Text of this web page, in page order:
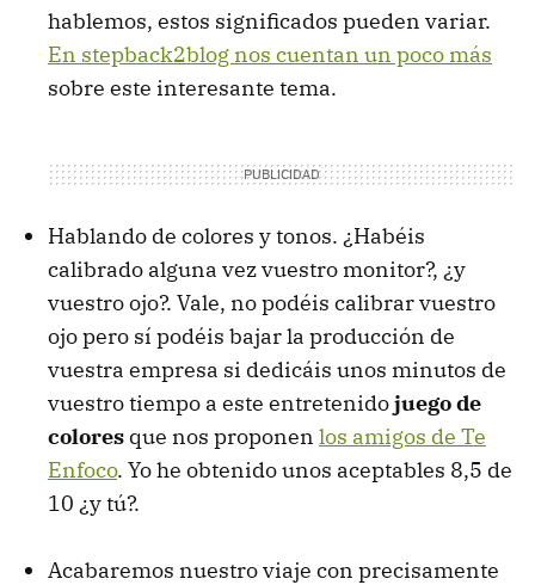
hablemos, estos significados pueden variar.
En stepback2blog nos cuentan un poco más
sobre este interesante tema.
Hablando de colores y tonos. ¿Habéis
calibrado alguna vez vuestro monitor?, ¿y
vuestro ojo?. Vale, no podéis calibrar vuestro
ojo pero sí podéis bajar la producción de
vuestra empresa si dedicáis unos minutos de
vuestro tiempo a este entretenidojuego de
colores que nos proponen los amigos de Te
Enfoco. Yo he obtenido unos aceptables 8,5 de
10 ¿y tú?.
Acabaremos nuestro viaje con precisamente